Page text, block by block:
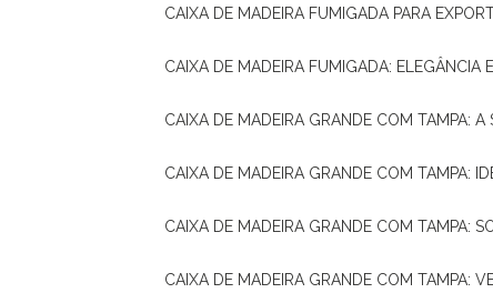
CAIXA DE MADEIRA FUMIGADA PARA
CAIXA DE MADEIRA FUMIGADA: ELEGÂNCIA
CAIXA DE MADEIRA GRANDE COM TAMPA:
CAIXA DE MADEIRA GRANDE COM TAMPA:
CAIXA DE MADEIRA GRANDE COM TAMPA:
CAIXA DE MADEIRA GRANDE COM TAMPA: